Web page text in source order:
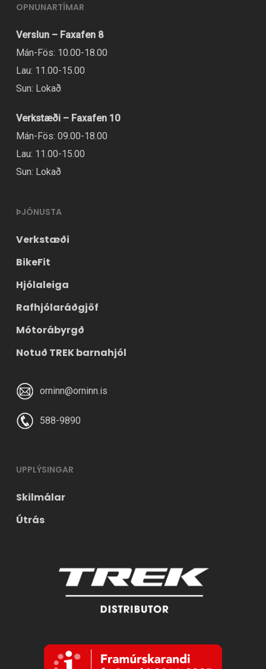
OPNUNARTÍMAR
Verslun – Faxafen 8
Mán-Fös: 10.00-18.00
Lau: 11.00-15.00
Sun: Lokað
Verkstæði – Faxafen 10
Mán-Fös: 09.00-18.00
Lau: 11.00-15.00
Sun: Lokað
ÞJÓNUSTA
Verkstæði
BikeFit
Hjólaleiga
Rafhjólaráðgjöf
Mótorábyrgð
Notuð TREK barnahjól
orninn@orninn.is
588-9890
UPPLÝSINGAR
Skilmálar
Útrás